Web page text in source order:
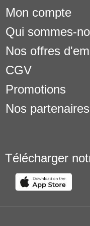
Mon compte
Qui sommes-
Nos offres
CGV
Promotions
Nos partenaires
Télécharger